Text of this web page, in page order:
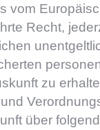
vom
Recht,
zu
über